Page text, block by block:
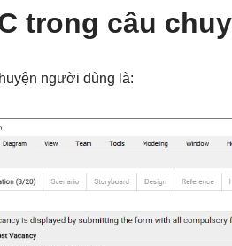
trong câu
người dùng là: